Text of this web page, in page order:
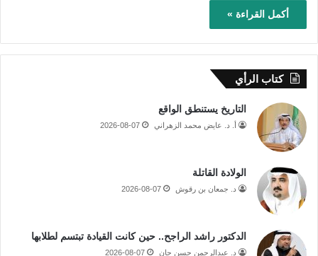
أكمل القراءة »
كتاب الرأي
التاريخ يستنطق الواقع
أ. د. عايض محمد الزهراني 2026-08-07
الولادة القاتلة
د. جمعان بن رقوش 2026-08-07
الدكتور راشد الراجح.. حين كانت القيادة تبتسم لطلابها
د. عبدالرحمن حسن جان 2026-08-07